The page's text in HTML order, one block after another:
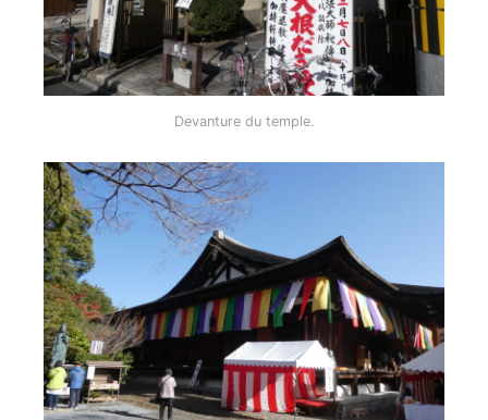
Devanture du temple.